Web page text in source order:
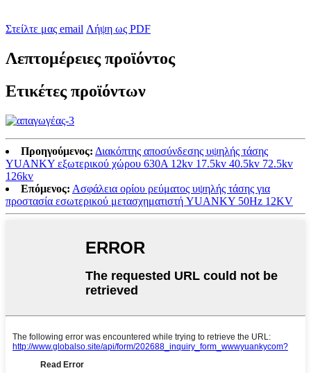
Στείλτε μας email Λήψη ως PDF
Λεπτομέρειες προϊόντος
Ετικέτες προϊόντων
Προηγούμενος: Διακόπτης αποσύνδεσης υψηλής τάσης
YUANKY εξωτερικού χώρου 630A 12kv 17.5kv 40.5kv 72.5kv
126kv
Επόμενος: Ασφάλεια ορίου ρεύματος υψηλής τάσης για
προστασία εσωτερικού μετασχηματιστή YUANKY 50Hz 12KV